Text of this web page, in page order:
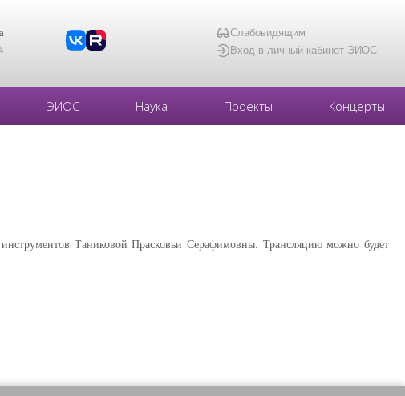
Слабовидящим
Вход в личный кабинет ЭИОС
ЭИОС Наука Проекты Концерты
Таниковой Прасковьи Серафимовны. Трансляцию можно будет